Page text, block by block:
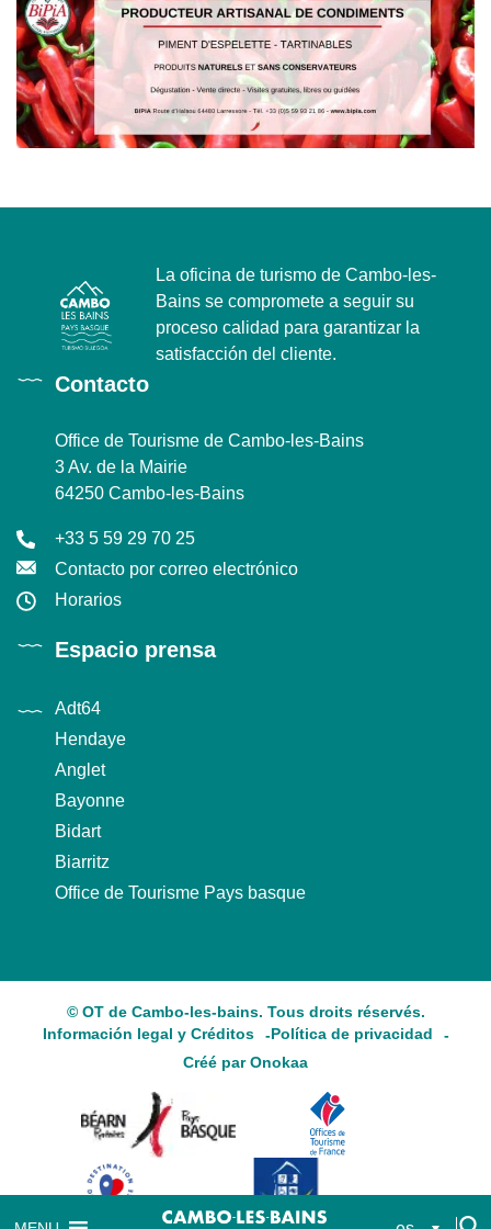
La oficina de turismo de Cambo-les-
Bains se compromete a seguir su
proceso calidad para garantizar la
satisfacción del cliente.
Contacto
Office de Tourisme de Cambo-les-Bains
3 Av. de la Mairie
64250 Cambo-les-Bains
+33 5 59 29 70 25
Contacto por correo electrónico
Horarios
Espacio prensa
Adt64
Hendaye
Anglet
Bayonne
Bidart
Biarritz
Office de Tourisme Pays basque
© OT de Cambo-les-bains. Tous droits réservés.
Información legal y Créditos
Política de privacidad
Créé par Onokaa